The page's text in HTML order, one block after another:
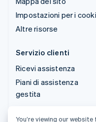
Impostazioni per i
Altre risorse
Servizio clienti
Ricevi assistenza
Piani di assistenza
gestita
© 2026 Stripe, LLC
You’re viewing our